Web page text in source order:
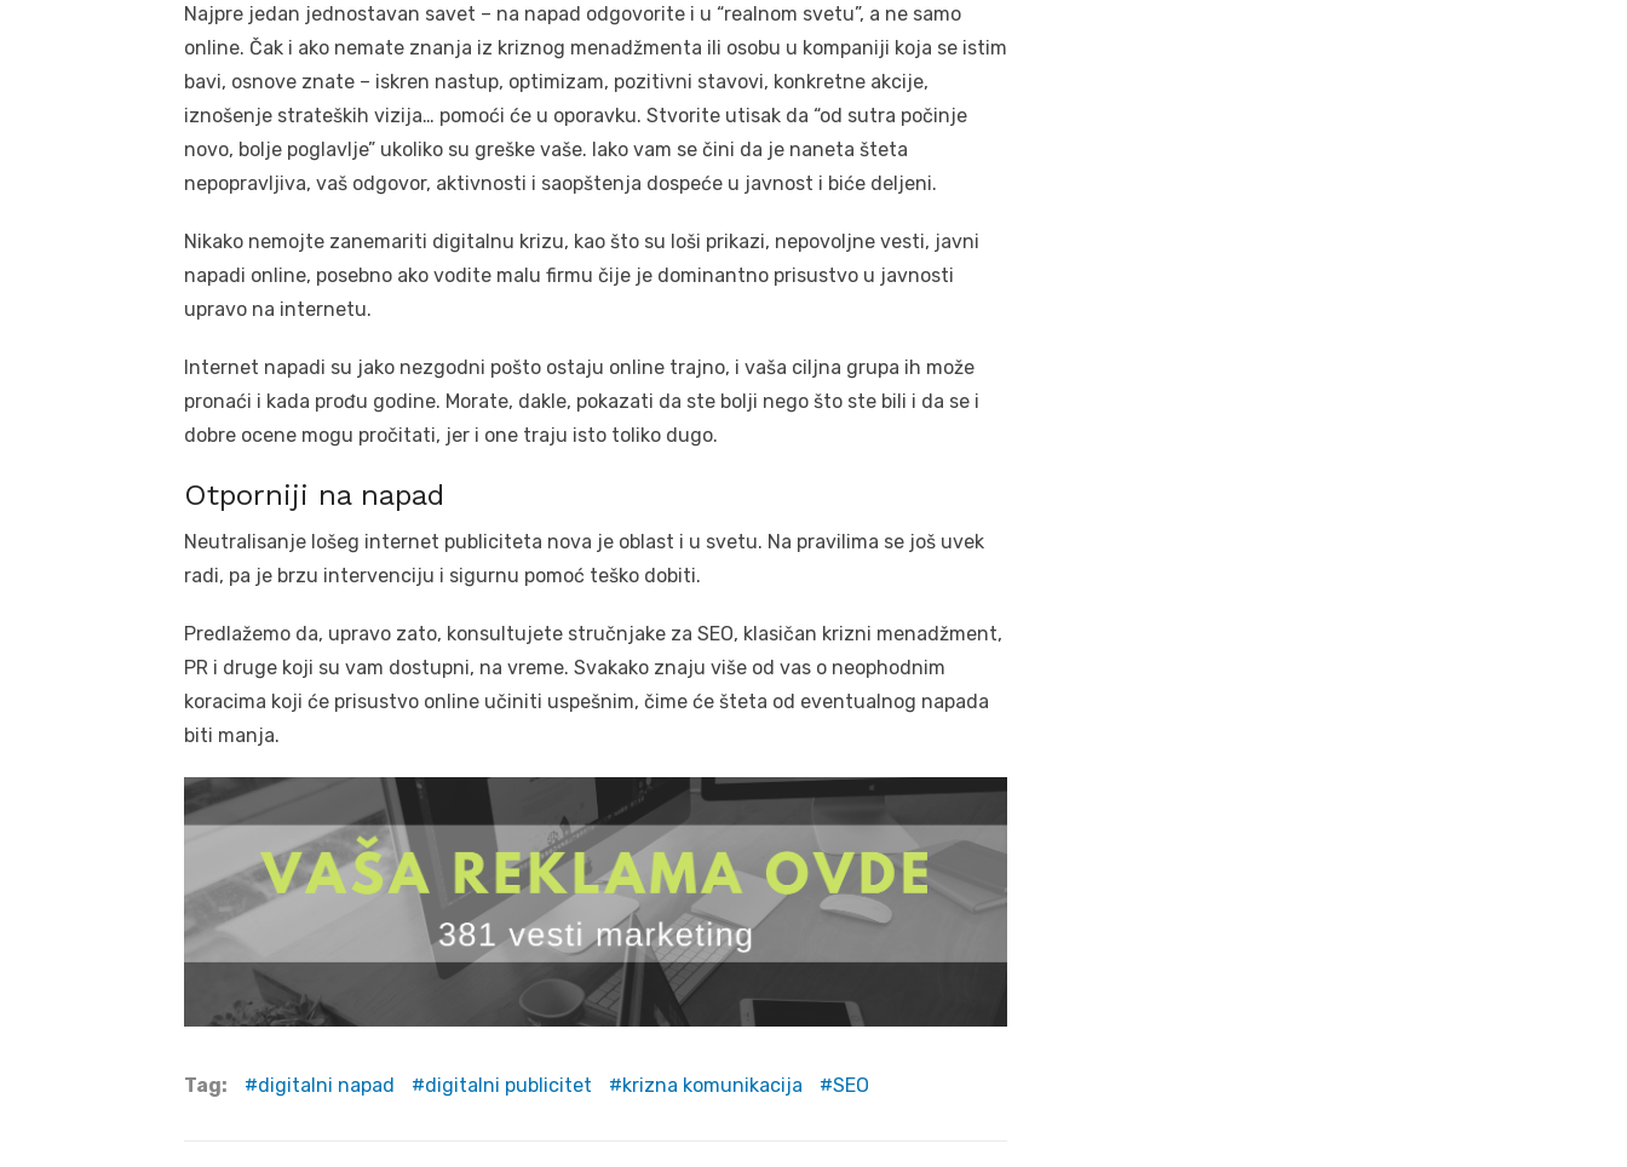
Najpre jedan jednostavan savet – na napad odgovorite i u “realnom svetu”, a ne samo
online. Čak i ako nemate znanja iz kriznog menadžmenta ili osobu u kompaniji koja se istim
bavi, osnove znate – iskren nastup, optimizam, pozitivni stavovi, konkretne akcije,
iznošenje strateških vizija… pomoći će u oporavku. Stvorite utisak da “od sutra počinje
novo, bolje poglavlje” ukoliko su greške vaše. Iako vam se čini da je naneta šteta
nepopravljiva, vaš odgovor, aktivnosti i saopštenja dospeće u javnost i biće deljeni.
Nikako nemojte zanemariti digitalnu krizu, kao što su loši prikazi, nepovoljne vesti, javni
napadi online, posebno ako vodite malu firmu čije je dominantno prisustvo u javnosti
upravo na internetu.
Internet napadi su jako nezgodni pošto ostaju online trajno, i vaša ciljna grupa ih može
pronaći i kada prođu godine. Morate, dakle, pokazati da ste bolji nego što ste bili i da se i
dobre ocene mogu pročitati, jer i one traju isto toliko dugo.
Otporniji na napad
Neutralisanje lošeg internet publiciteta nova je oblast i u svetu. Na pravilima se još uvek
radi, pa je brzu intervenciju i sigurnu pomoć teško dobiti.
Predlažemo da, upravo zato, konsultujete stručnjake za SEO, klasičan krizni menadžment,
PR i druge koji su vam dostupni, na vreme. Svakako znaju više od vas o neophodnim
koracima koji će prisustvo online učiniti uspešnim, čime će šteta od eventualnog napada
biti manja.
Tag: digitalni napad digitalni publicitet krizna komunikacija SEO